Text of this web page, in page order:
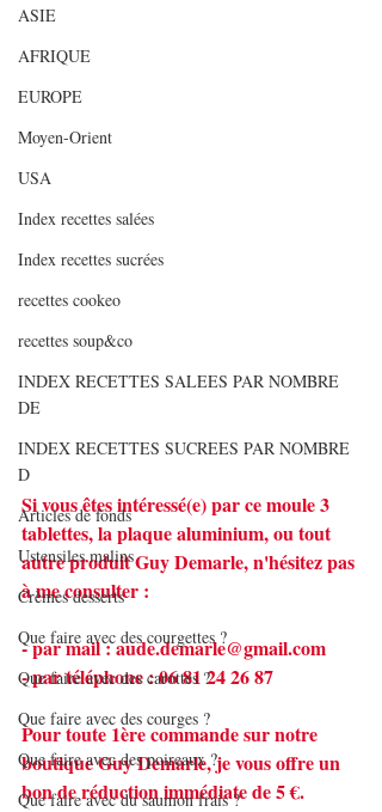
ASIE
AFRIQUE
EUROPE
Moyen-Orient
USA
Index recettes salées
Index recettes sucrées
recettes cookeo
recettes soup&co
INDEX RECETTES SALEES PAR NOMBRE
DE
INDEX RECETTES SUCREES PAR NOMBRE
D
Articles de fonds
Ustensiles malins
Crèmes desserts
Que faire avec des courgettes ?
Que faire avec des carottes ?
Que faire avec des courges ?
Que faire avec des poireaux ?
Que faire avec du saumon frais ?
Si vous êtes intéressé(e) par ce moule 3
tablettes, la plaque aluminium, ou tout
autre produit Guy Demarle, n'hésitez pas
à me consulter :
- par mail : aude.demarle@gmail.com
- par téléphone : 06 81 24 26 87
Pour toute 1ère commande sur notre
boutique Guy Demarle, je vous offre un
bon de réduction immédiate de 5 €.